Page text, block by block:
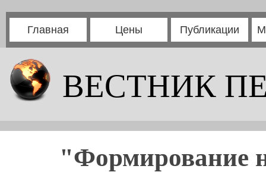
Главная Цены Публикации
ВЕСТНИК
"Формирование